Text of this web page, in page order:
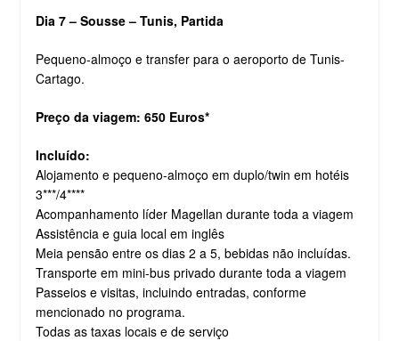
Dia 7 – Sousse – Tunis, Partida
Pequeno-almoço e transfer para o aeroporto de Tunis-
Cartago.
Preço da viagem: 650 Euros*
Incluído:
Alojamento e pequeno-almoço em duplo/twin em hotéis
3***/4****
Acompanhamento líder Magellan durante toda a viagem
Assistência e guia local em inglês
Meia pensão entre os dias 2 a 5, bebidas não incluídas.
Transporte em mini-bus privado durante toda a viagem
Passeios e visitas, incluindo entradas, conforme
mencionado no programa.
Todas as taxas locais e de serviço